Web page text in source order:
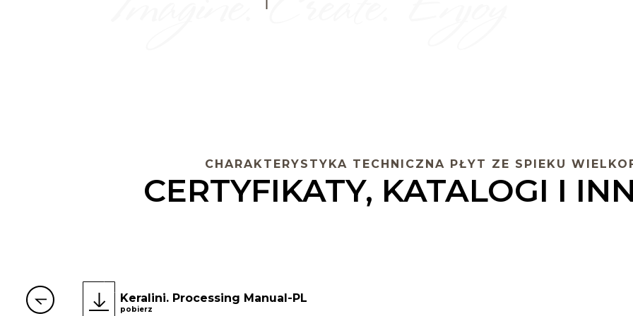
CHARAKTERYSTYKA TECHNICZNA PŁYT ZE SPIEKU
CERTYFIKATY, KATALOGI I
Keralini. Processing Manual-PL
pobierz